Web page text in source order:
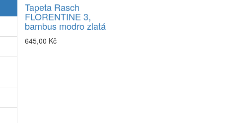
Tapeta Rasch
FLORENTINE 3,
bambus modro zlatá
645,00 Kč